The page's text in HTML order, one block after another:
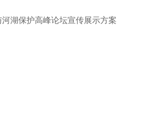
湖保护高峰论坛宣传展示方案